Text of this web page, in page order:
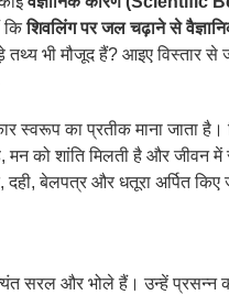
किशिवलिंग पर जल चढ़ाने से
तथ्य भी मौजूद हैं? आइए विस्तार से
स्वरूप का प्रतीक माना जाता
मन को शांति मिलती है और जीवन
बेलपत्र और धतूरा अर्पित
सरल और भोले हैं। उन्हें